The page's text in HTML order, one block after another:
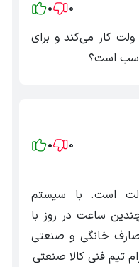
0
0
ایا این موتور با برق شهری ۲۲۰ ولت کار می‌کند و برای
است؟
0
0
این موتور تک‌فاز ۲۲۰ ولت است. با سیستم
ساعت در روز با
خانگی و صنعتی
تیم فنی کالا صنعتی